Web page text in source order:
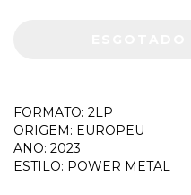
FORMATO: 2LP
ORIGEM: EUROPEU
ANO: 2023
ESTILO: POWER METAL